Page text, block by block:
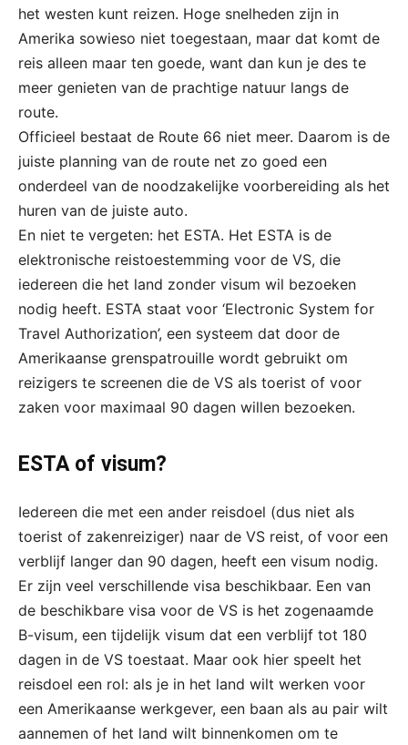
het westen kunt reizen. Hoge snelheden zijn in
Amerika sowieso niet toegestaan, maar dat komt de
reis alleen maar ten goede, want dan kun je des te
meer genieten van de prachtige natuur langs de
route.
Officieel bestaat de Route 66 niet meer. Daarom is de
juiste planning van de route net zo goed een
onderdeel van de noodzakelijke voorbereiding als het
huren van de juiste auto.
En niet te vergeten: het ESTA. Het ESTA is de
elektronische reistoestemming voor de VS, die
iedereen die het land zonder visum wil bezoeken
nodig heeft. ESTA staat voor ‘Electronic System for
Travel Authorization’, een systeem dat door de
Amerikaanse grenspatrouille wordt gebruikt om
reizigers te screenen die de VS als toerist of voor
zaken voor maximaal 90 dagen willen bezoeken.
ESTA of visum?
Iedereen die met een ander reisdoel (dus niet als
toerist of zakenreiziger) naar de VS reist, of voor een
verblijf langer dan 90 dagen, heeft een visum nodig.
Er zijn veel verschillende visa beschikbaar. Een van
de beschikbare visa voor de VS is het zogenaamde
B-visum, een tijdelijk visum dat een verblijf tot 180
dagen in de VS toestaat. Maar ook hier speelt het
reisdoel een rol: als je in het land wilt werken voor
een Amerikaanse werkgever, een baan als au pair wilt
aannemen of het land wilt binnenkomen om te